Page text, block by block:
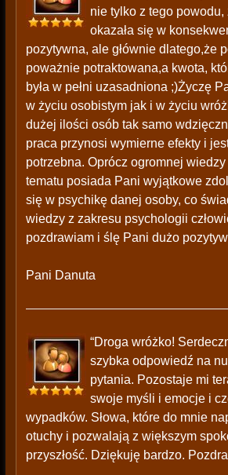
nie tylko z tego powodu,
okazała się w
pozytywna, ale głównie dlatego,że
poważnie potraktowana,a kwota,
była w pełni uzasadniona ;)Życzę
w życiu osobistym jak i w życiu
dużej ilości osób tak samo
praca przynosi wymierne efekty i
potrzebna. Oprócz ogromnej
tematu posiada Pani wyjątkowe
się w psychikę danej osoby, co
wiedzy z zakresu psychologii
pozdrawiam i ślę Pani dużo
Pani Danuta
“Droga wróżko!
szybka odpowiedź na
pytania. Pozostaje mi
swoje myśli i emocje i
wypadków. Słowa, które do mnie
otuchy i pozwalają z większym
przyszłość. Dziękuję bardzo.